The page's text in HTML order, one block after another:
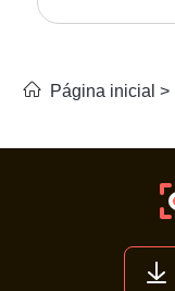
Página inicial >